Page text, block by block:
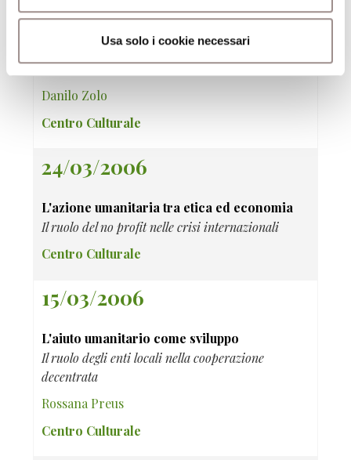
Usa solo i cookie necessari
L'uso della forza e la tutela internazionale dei
diritti dell'uomo
Danilo Zolo
Centro Culturale
24/03/2006
L'azione umanitaria tra etica ed economia
Il ruolo del no profit nelle crisi internazionali
Centro Culturale
15/03/2006
L'aiuto umanitario come sviluppo
Il ruolo degli enti locali nella cooperazione
decentrata
Rossana Preus
Centro Culturale